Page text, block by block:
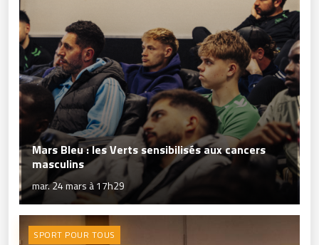
Mars Bleu : les Verts sensibilisés aux cancers
masculins
mar. 24 mars à 17h29
SPORT POUR TOUS